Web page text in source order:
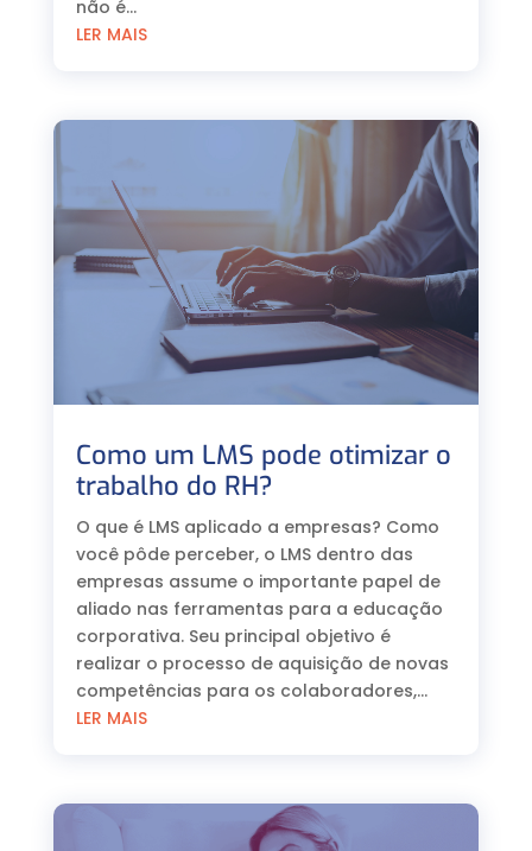
não é...
LER MAIS
Como um LMS pode otimizar o
trabalho do RH?
O que é LMS aplicado a empresas? Como
você pôde perceber, o LMS dentro das
empresas assume o importante papel de
aliado nas ferramentas para a educação
corporativa. Seu principal objetivo é
realizar o processo de aquisição de novas
competências para os colaboradores,...
LER MAIS